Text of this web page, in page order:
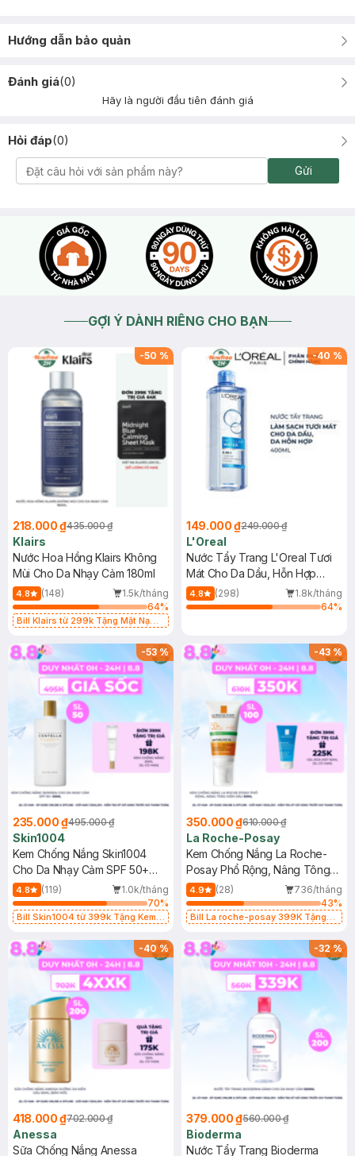
Hướng dẫn bảo quản
Đánh giá(0)
Hãy là người đầu tiên đánh giá
Hỏi đáp(0)
Gửi
GỢI Ý DÀNH RIÊNG CHO BẠN
-50 %
218.000 ₫435.000 ₫
Klairs
Nước Hoa Hồng Klairs Không
Mùi Cho Da Nhạy Cảm 180ml
4.8 (148)
1.5k/tháng
64%
Bill Klairs từ 299k Tặng Mặt Nạ
25ml (SL Có Hạn)
-40 %
149.000 ₫249.000 ₫
L'Oreal
Nước Tẩy Trang L'Oreal Tươi
Mát Cho Da Dầu, Hỗn Hợp
400ml
4.8 (298)
1.8k/tháng
64%
-53%
235.000 ₫495.000 ₫
Skin1004
Kem Chống Nắng Skin1004
Cho Da Nhạy Cảm SPF 50+
50ml
4.8 (119)
1.0k/tháng
70%
Bill Skin1004 từ 399k Tặng Kem
SPF 50+ 20ml (SL Có Hạn)
-43%
350.000 ₫610.000 ₫
La Roche-Posay
Kem Chống Nắng La Roche-
Posay Phổ Rộng, Nâng Tông
Kiềm Dầu 50ml
4.9 (28)
736/tháng
43%
Bill La roche-posay 399K Tặng
(SL có hạn)
-40%
418.000 ₫702.000 ₫
Anessa
Sữa Chống Nắng Anessa
-32%
379.000 ₫560.000 ₫
Bioderma
Nước Tẩy Trang Bioderma